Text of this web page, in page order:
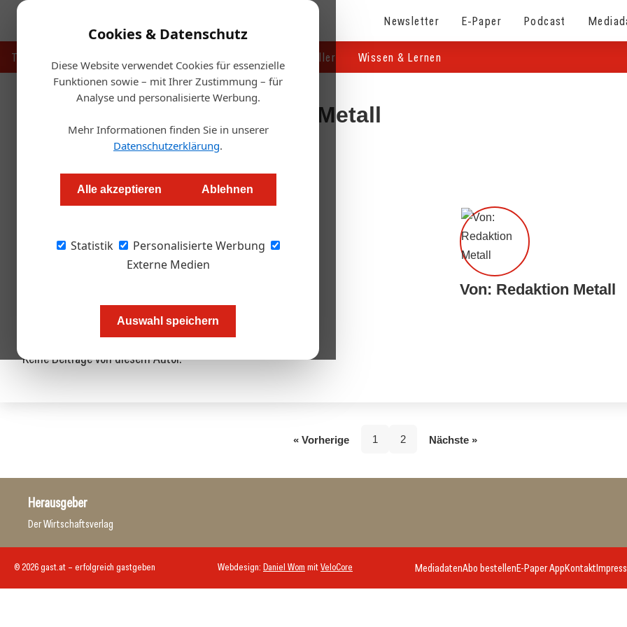
Cookies & Datenschutz
Diese Website verwendet Cookies für essenzielle
Funktionen sowie – mit Ihrer Zustimmung – für
Analyse und personalisierte Werbung.
Mehr Informationen finden Sie in unserer
Datenschutzerklärung.
Alle akzeptieren Ablehnen
Statistik
Personalisierte Werbung
Externe Medien
Auswahl speichern
Newsletter E-Paper Podcast
Touristik Handel & Hersteller Wissen & Lernen
Artikel von Von: Redaktion Metall
Von: Redaktion Metall
Keine Beiträge von diesem Autor.
« Vorherige 1 2 Nächste »
Herausgeber
Der Wirtschaftsverlag
© 2026 gast.at – erfolgreich gastgeben Webdesign: Daniel Wom mitVeloCore MediadatenAbo bestellenE-Paper AppKontakt